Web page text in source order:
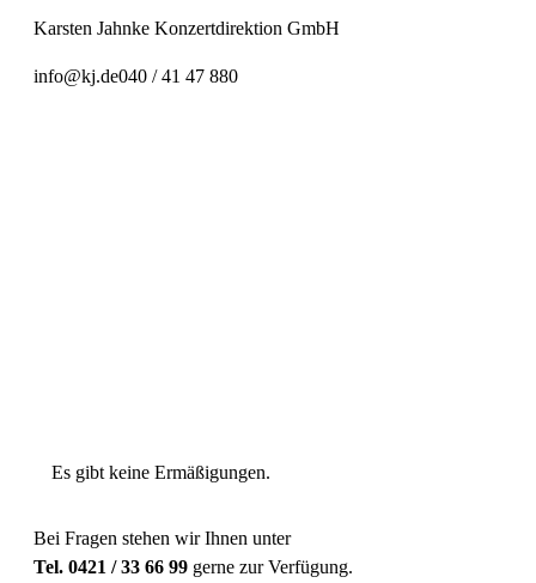
Karsten Jahnke Konzertdirektion GmbH
info@kj.de040 / 41 47 880
Es gibt keine Ermäßigungen.
Bei Fragen stehen wir Ihnen unter
Tel. 0421 / 33 66 99 gerne zur Verfügung.